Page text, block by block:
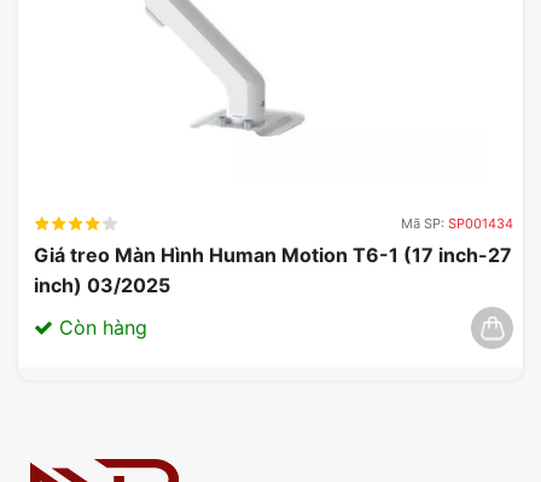
Mã SP: SP001434
Giá treo Màn Hình Human Motion T6-1 (17 inch-27
inch) 03/2025
Còn hàng